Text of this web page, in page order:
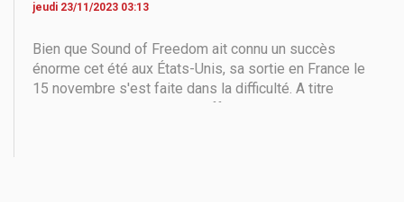
jeudi 23/11/2023 03:13
Bien que Sound of Freedom ait connu un succès
énorme cet été aux États-Unis, sa sortie en France le
15 novembre s'est faite dans la difficulté. A titre